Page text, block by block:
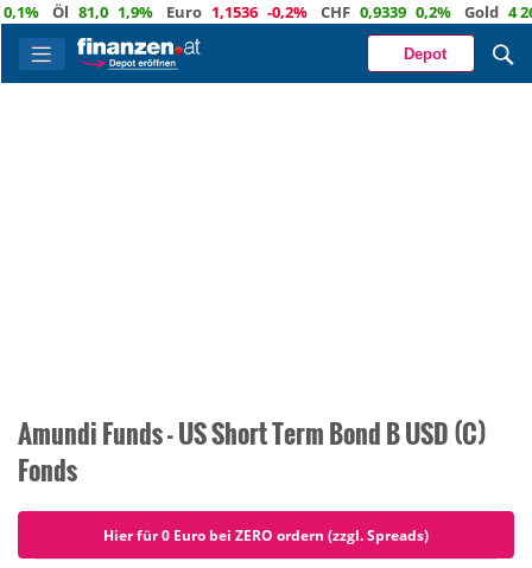
Öl 81,0 1,9% Euro 1,1536 -0,2% CHF 0,9339 0,2% Gold 4 266
Depot
Amundi Funds - US Short Term Bond B USD (C)
Fonds
Hier für 0 Euro bei ZERO ordern (zzgl. Spreads)